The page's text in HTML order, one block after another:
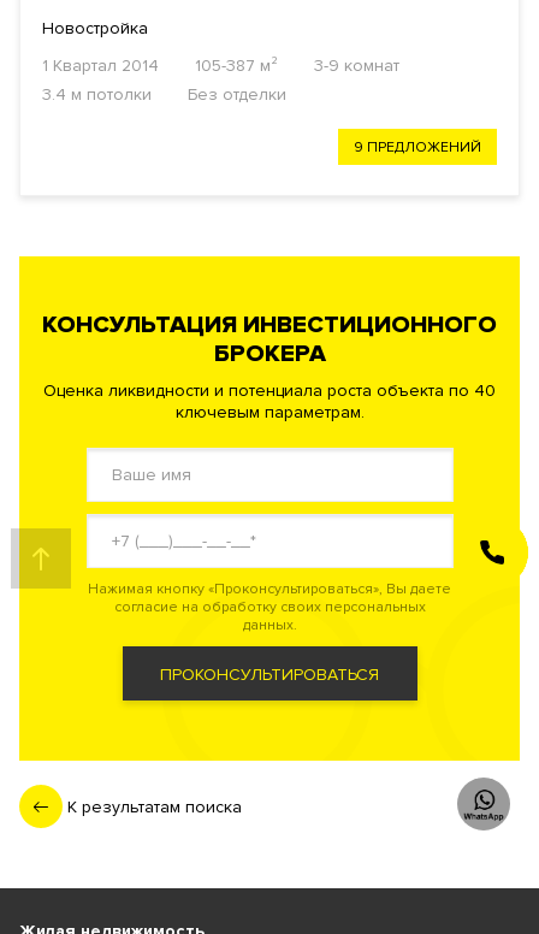
Новостройка
1 Квартал 2014
105-387 м²
3-9 комнат
3.4 м потолки
Без отделки
9 ПРЕДЛОЖЕНИЙ
КОНСУЛЬТАЦИЯ ИНВЕСТИЦИОННОГО
БРОКЕРА
Оценка ликвидности и потенциала роста объекта по 40
ключевым параметрам.
Нажимая кнопку «Проконсультироваться», Вы даете
согласие на обработку своих персональных
данных.
ПРОКОНСУЛЬТИРОВАТЬСЯ
К результатам поиска
ЗАКАЗАТЬ
ЗВОНОК